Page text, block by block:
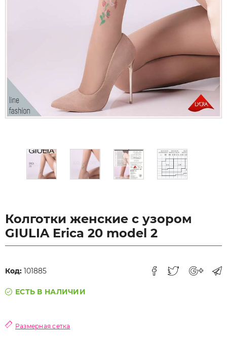
Колготки женские с узором
GIULIA Erica 20 model 2
Код: 101885
ЕСТЬ В НАЛИЧИИ
Размерная сетка